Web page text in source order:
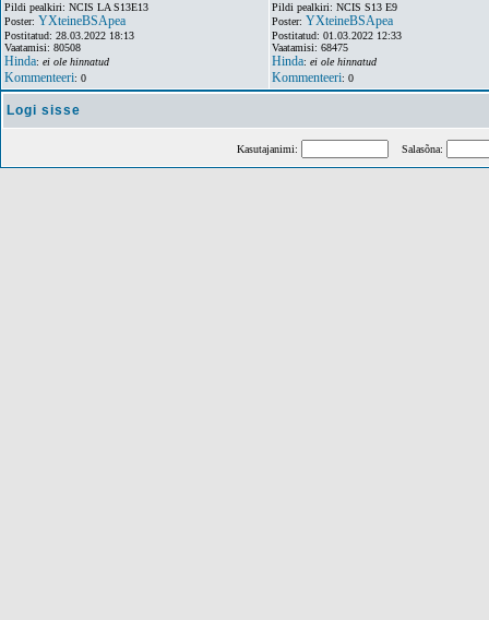
Pildi pealkiri: NCIS LA S13E13
Poster: YXteineBSApea
Postitatud: 28.03.2022 18:13
Vaatamisi: 80508
Hinda: ei ole hinnatud
Kommenteeri: 0
Pildi pealkiri: NCIS S13 E9
Poster: YXteineBSApea
Postitatud: 01.03.2022 12:33
Vaatamisi: 68475
Hinda: ei ole hinnatud
Kommenteeri: 0
Logi sisse
Kasutajanimi: Salasõna: